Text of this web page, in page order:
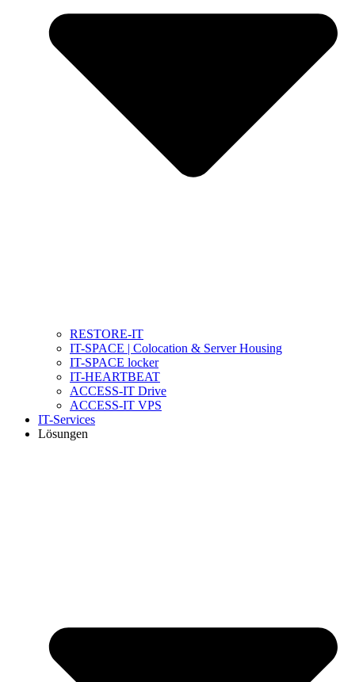
RESTORE-IT
IT-SPACE | Colocation & Server Housing
IT-SPACE locker
IT-HEARTBEAT
ACCESS-IT Drive
ACCESS-IT VPS
IT-Services
Lösungen